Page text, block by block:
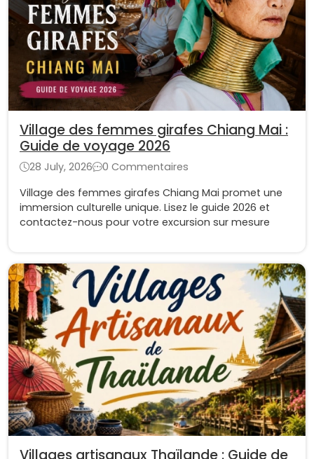
Village des femmes girafes Chiang Mai :
Guide de voyage 2026
28 July, 2026
0 Commentaires
Village des femmes girafes Chiang Mai promet une
immersion culturelle unique. Lisez le guide 2026 et
contactez-nous pour votre excursion sur mesure